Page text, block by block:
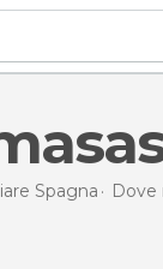
Spagna Dove